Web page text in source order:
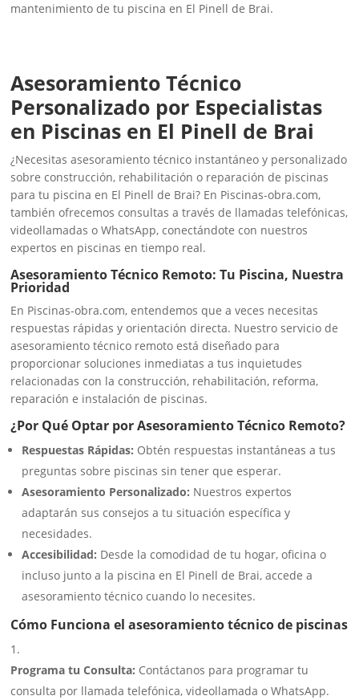
mantenimiento de tu piscina en El Pinell de Brai.
Asesoramiento Técnico
Personalizado por Especialistas
en Piscinas en El Pinell de Brai
¿Necesitas asesoramiento técnico instantáneo y personalizado
sobre construcción, rehabilitación o reparación de piscinas
para tu piscina en El Pinell de Brai? En Piscinas-obra.com,
también ofrecemos consultas a través de llamadas telefónicas,
videollamadas o WhatsApp, conectándote con nuestros
expertos en piscinas en tiempo real.
Asesoramiento Técnico Remoto: Tu Piscina, Nuestra
Prioridad
En Piscinas-obra.com, entendemos que a veces necesitas
respuestas rápidas y orientación directa. Nuestro servicio de
asesoramiento técnico remoto está diseñado para
proporcionar soluciones inmediatas a tus inquietudes
relacionadas con la construcción, rehabilitación, reforma,
reparación e instalación de piscinas.
¿Por Qué Optar por Asesoramiento Técnico Remoto?
Respuestas Rápidas: Obtén respuestas instantáneas a tus
preguntas sobre piscinas sin tener que esperar.
Asesoramiento Personalizado: Nuestros expertos
adaptarán sus consejos a tu situación específica y
necesidades.
Accesibilidad: Desde la comodidad de tu hogar, oficina o
incluso junto a la piscina en El Pinell de Brai, accede a
asesoramiento técnico cuando lo necesites.
Cómo Funciona el asesoramiento técnico de piscinas
Programa tu Consulta: Contáctanos para programar tu
consulta por llamada telefónica, videollamada o WhatsApp.